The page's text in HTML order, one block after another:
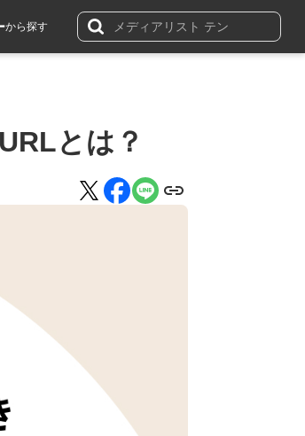
から探す
とは？